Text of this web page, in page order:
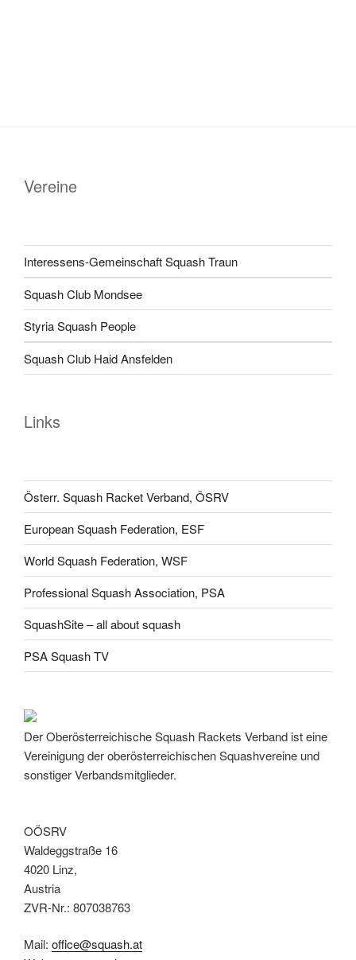
Vereine
Interessens-Gemeinschaft Squash Traun
Squash Club Mondsee
Styria Squash People
Squash Club Haid Ansfelden
Links
Österr. Squash Racket Verband, ÖSRV
European Squash Federation, ESF
World Squash Federation, WSF
Professional Squash Association, PSA
SquashSite – all about squash
PSA Squash TV
Der Oberösterreichische Squash Rackets Verband ist eine
Vereinigung der oberösterreichischen Squashvereine und
sonstiger Verbandsmitglieder.
OÖSRV
Waldeggstraße 16
4020 Linz,
Austria
ZVR-Nr.: 807038763
Mail: office@squash.at